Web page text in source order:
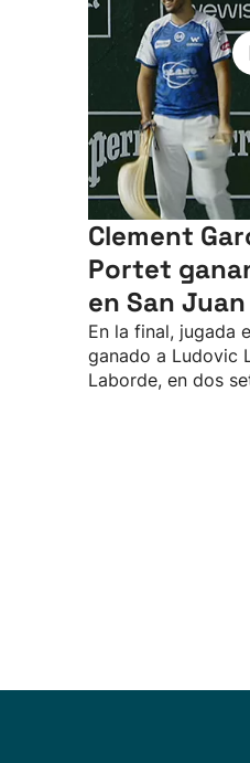
Clement
Portet
en San
En la final, jugada
ganado a Ludovic
Laborde, en dos